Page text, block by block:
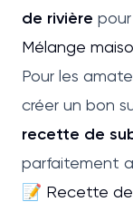
de rivière
Mélange
Pour les
créer un bon
recette de
parfaitement
📝 Recette de